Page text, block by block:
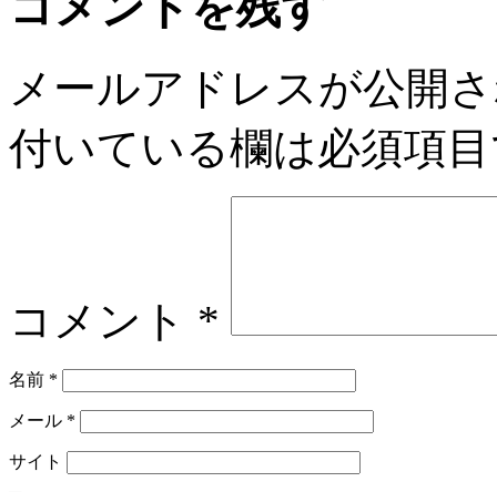
メールアドレスが公開
付いている欄は必須項
コメント *
名前 *
メール *
サイト